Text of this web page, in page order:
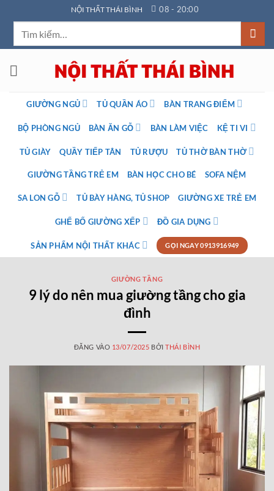
qua
dung
NỘI THẤT THÁI BÌNH 08 - 20:00
GIƯỜNG NGỦ TỦ QUẦN ÁO BÀN TRANG ĐIỂM
BỘ PHÒNG NGỦ BÀN ĂN GỖ BÀN LÀM VIỆC KỆ TI VI
TỦ GIÀY QUẦY TIẾP TÂN TỦ RƯỢU TỦ THỜ BÀN THỜ
GIƯỜNG TẦNG TRẺ EM BÀN HỌC CHO BÉ SOFA NỆM
SA LON GỖ TỦ BÀY HÀNG, TỦ SHOP GIƯỜNG XE TRẺ EM
GHẾ BỐ GIƯỜNG XẾP ĐỒ GIA DỤNG
SẢN PHẨM NỘI THẤT KHÁC GỌI NGAY 0913916949
GIƯỜNG TẦNG
9 lý do nên mua giường tầng cho gia
đình
ĐĂNG VÀO 13/07/2025 BỞITHÁI BÌNH